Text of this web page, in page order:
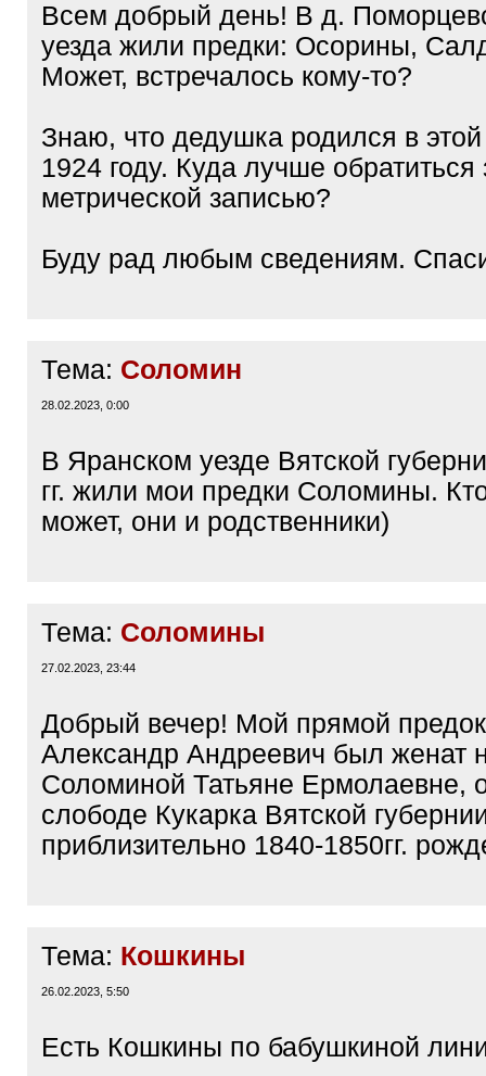
Всем добрый день! В д.
уезда жили предки: Осорины,
Может, встречалось кому-то?
Знаю, что дедушка родился в
1924 году. Куда лучше обратиться
метрической записью?
Буду рад любым сведениям.
Тема: Соломин
28.02.2023, 0:00
В Яранском уезде Вятской
гг. жили мои предки Соломины.
может, они и родственники)
Тема: Соломины
27.02.2023, 23:44
Добрый вечер! Мой прямой
Александр Андреевич был женат
Соломиной Татьяне Ермолаевне,
слободе Кукарка Вятской
приблизительно 1840-1850гг.
Тема: Кошкины
26.02.2023, 5:50
Есть Кошкины по бабушкиной